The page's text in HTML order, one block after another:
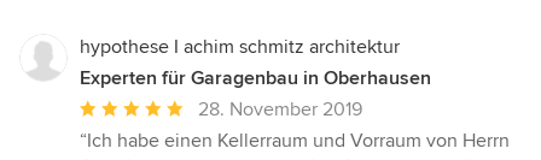
hypothese I achim schmitz architektur
Experten für Garagenbau in Oberhausen
Durchschnittliche
Bewertung:
28. November 2019
“Ich habe einen Kellerraum und Vorraum von Herrn